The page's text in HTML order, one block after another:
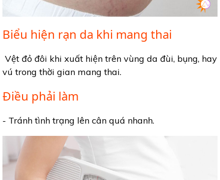
Biểu hiện rạn da khi mang thai
Vệt đỏ đôi khi xuất hiện trên vùng da đùi, bụng, hay
vú trong thời gian mang thai.
Điều phải làm
- Tránh tình trạng lên cân quá nhanh.